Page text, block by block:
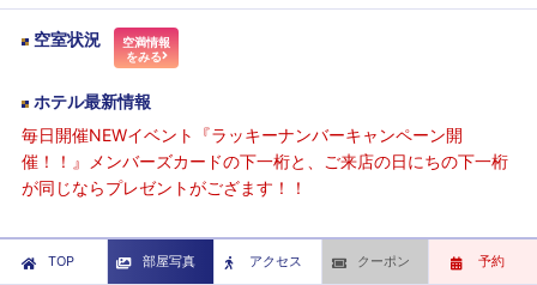
空室状況
空満情報
をみる
ホテル最新情報
毎日開催NEWイベント『ラッキーナンバーキャンペーン開
催！！』メンバーズカードの下一桁と、ご来店の日にちの下一桁
が同じならプレゼントがござます！！
TOP 部屋写真 アクセス クーポン 予約